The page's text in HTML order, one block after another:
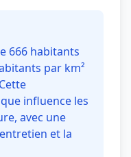
666 habitants
par km²
influence les
avec une
et la